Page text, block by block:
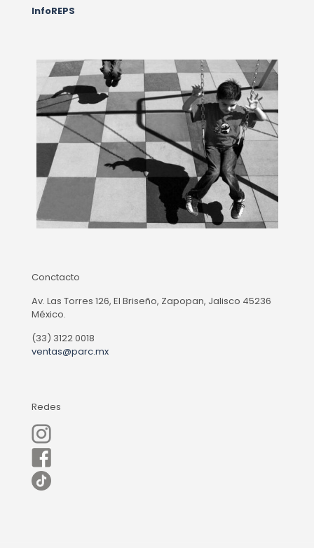
InfoREPS
Conctacto
Av. Las Torres 126, El Briseño, Zapopan, Jalisco 45236
México.
(33) 3122 0018
ventas@parc.mx
Redes